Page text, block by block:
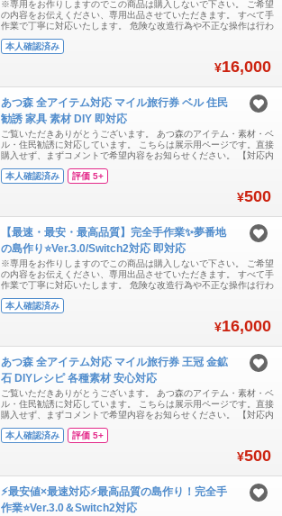
※専用をお作りしますのでこの商品は購入しないで下さい。 ご希望
の内容をお伝えください、専用出品させていただきます。 すべて手
作業で丁寧に対応いたします。 危険な改造行為や不正な操作は行わ
スクのある作業は一切いたしません。 日本のお客様にも安心してご
本人確認済み
¥16,000
あつ森 全アイテム対応 マイル旅行券 ベル 住民
勧誘 家具 素材 DIY 即対応
ご覧いただきありがとうございます。 あつ森のアイテム・素材・ベ
ル・住民勧誘に対応しています。 こちらは展示用ページです。直接
購入せず、まずコメントで希望内容をお知らせください。 【対応内
ピ ・家具 / 服 / 植物など各種アイテム ・住民勧誘 【基本メニュ
本人確認済み 評価 5+
¥500
【最速・最安・最高品質】完全手作業✨夢番地
の島作り⭐Ver.3.0/Switch2対応 即対応
※専用をお作りしますのでこの商品は購入しないで下さい。 ご希望
の内容をお伝えください、専用出品させていただきます。 すべて手
作業で丁寧に対応いたします。 危険な改造行為や不正な操作は行わ
スクのある作業は一切いたしません。 日本のお客様にも安心してご
本人確認済み
¥16,000
あつ森 全アイテム対応 マイル旅行券 王冠 金鉱
石 DIYレシピ 各種素材 安心対応
ご覧いただきありがとうございます。 あつ森のアイテム・素材・ベ
ル・住民勧誘に対応しています。 こちらは展示用ページです。直接
購入せず、まずコメントで希望内容をお知らせください。 【対応内
ピ ・家具 / 服 / 植物など各種アイテム ・住民勧誘 【基本メニュ
本人確認済み 評価 5+
¥500
⚡最安値×最速対応⚡最高品質の島作り！完全手
作業⭐Ver.3.0＆Switch2対応